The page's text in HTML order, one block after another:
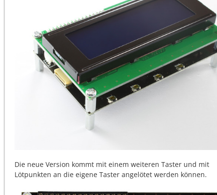
Die neue Version kommt mit einem weiteren Taster und mit
Lötpunkten an die eigene Taster angelötet werden können.